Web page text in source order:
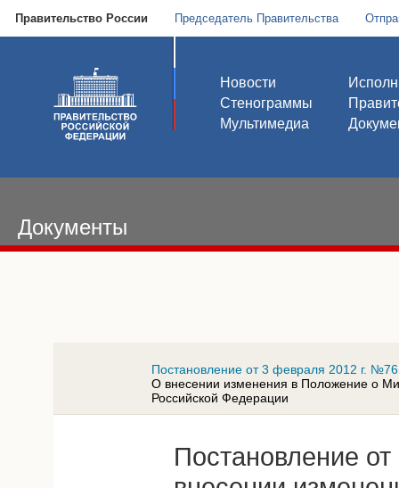
Правительство России Председатель Правительства
Новости
Стенограммы
Мультимедиа
Документы
Постановление от 3 февраля 2012 г. №76
О внесении изменения в Положение о
Российской Федерации
Постановление